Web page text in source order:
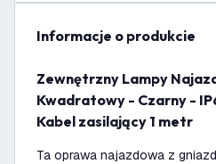
informacje o produkcie
Zewnętrzny Lampy Najazdowe LED
Kwadratowy - Czarny -
Kabel zasilający 1 metr
Ta oprawa najazdowa z